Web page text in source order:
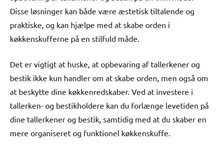
Disse løsninger kan både være æstetisk tiltalende og
praktiske, og kan hjælpe med at skabe orden i
køkkenskufferne på en stilfuld måde.
Det er vigtigt at huske, at opbevaring af tallerkener og
bestik ikke kun handler om at skabe orden, men også om
at beskytte dine køkkenredskaber. Ved at investere i
tallerken- og bestikholdere kan du forlænge levetiden på
dine tallerkener og bestik, samtidig med at du skaber en
mere organiseret og funktionel køkkenskuffe.